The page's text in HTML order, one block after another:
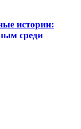
истории:
среди